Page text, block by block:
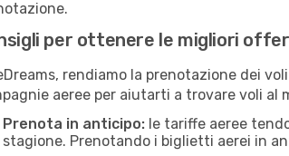
per ottenere le migliori
rendiamo la prenotazione dei
aeree per aiutarti a trovare voli al
Prenota in anticipo: le tariffe aeree
stagione. Prenotando i biglietti aerei in